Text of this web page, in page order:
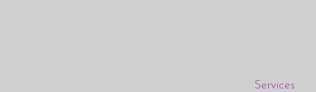
Services